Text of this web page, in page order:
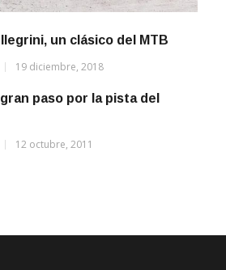
un clásico del MTB
19 diciembre, 2018
paso por la pista del
12 octubre, 2011